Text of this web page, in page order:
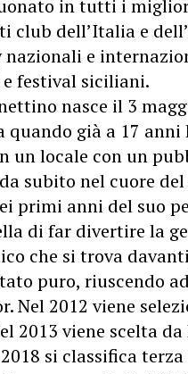
in tutti i
club dell’Italia e
nazionali e
festival siciliani.
nasce il 3
quando già a 17
un locale con un
subito nel cuore
primi anni del suo
di far divertire la
che si trova
puro, riuscendo
Nel 2012 viene
2013 viene scelta
si classifica